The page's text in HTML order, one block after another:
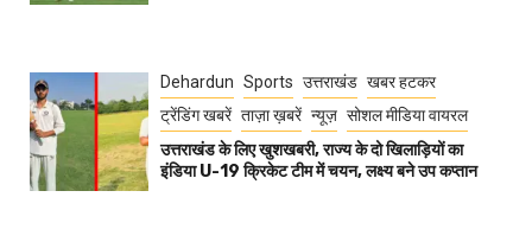
Dehardun Sports उत्तराखंड खबर हटकर
ट्रेंडिंग खबरें ताज़ा ख़बरें न्यूज़ सोशल मीडिया वायरल
उत्तराखंड के लिए खुशखबरी, राज्य के दो खिलाड़ियों का
इंडिया U-19 क्रिकेट टीम में चयन, लक्ष्य बने उप कप्तान